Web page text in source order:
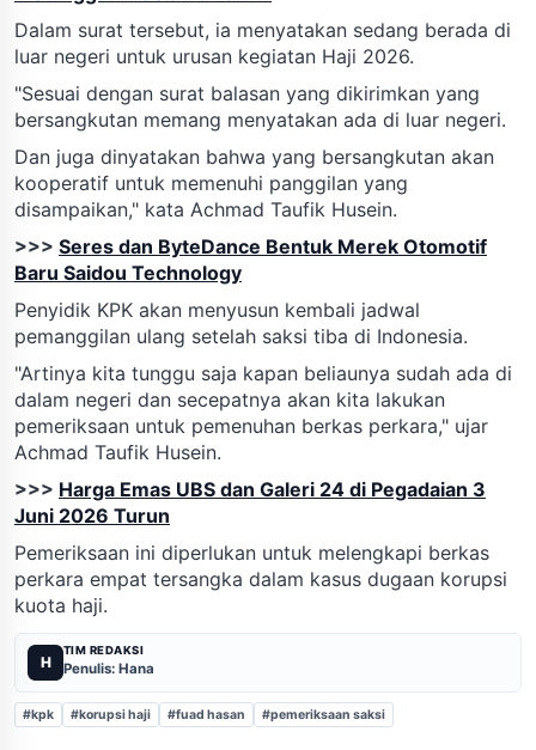
Dalam surat tersebut, ia menyatakan sedang berada di
luar negeri untuk urusan kegiatan Haji 2026.
"Sesuai dengan surat balasan yang dikirimkan yang
bersangkutan memang menyatakan ada di luar negeri.
Dan juga dinyatakan bahwa yang bersangkutan akan
kooperatif untuk memenuhi panggilan yang
disampaikan," kata Achmad Taufik Husein.
>>> Seres dan ByteDance Bentuk Merek Otomotif
Baru Saidou Technology
Penyidik KPK akan menyusun kembali jadwal
pemanggilan ulang setelah saksi tiba di Indonesia.
"Artinya kita tunggu saja kapan beliaunya sudah ada di
dalam negeri dan secepatnya akan kita lakukan
pemeriksaan untuk pemenuhan berkas perkara," ujar
Achmad Taufik Husein.
>>> Harga Emas UBS dan Galeri 24 di Pegadaian 3
Juni 2026 Turun
Pemeriksaan ini diperlukan untuk melengkapi berkas
perkara empat tersangka dalam kasus dugaan korupsi
kuota haji.
H
TIM REDAKSI
Penulis: Hana
#kpk #korupsi haji #fuad hasan #pemeriksaan saksi